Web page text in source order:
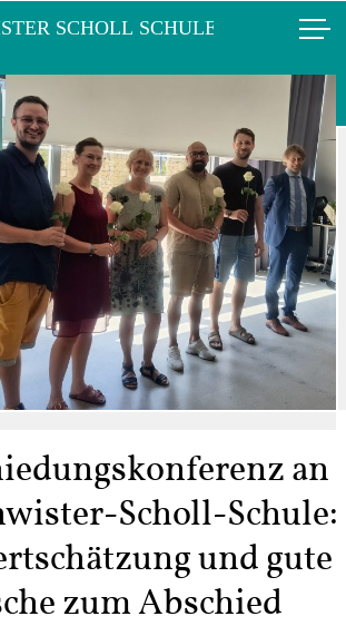
an
Scholl-Schule:
und gute
zum Abschied